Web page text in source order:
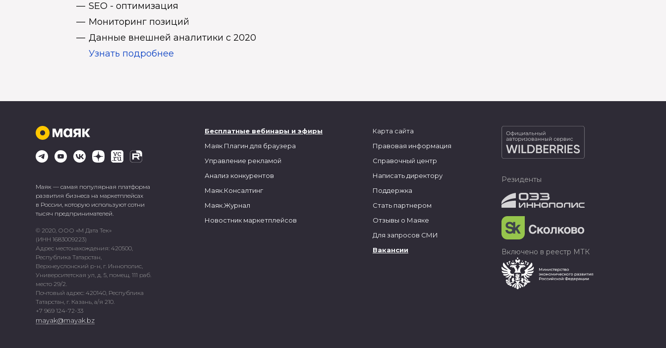
SEO - оптимизация
Мониторинг позиций
Данные внешней аналитики с 2020
Узнать подробнее
Маяк — самая популярная платформа
развития бизнеса на маркетплейсах
в России, которую используют сотни
тысяч предпринимателей.
© 2020, ООО «М Дата Тек»
(ИНН 1683009223)
Адрес местонахождения: 420500,
Республика Татарстан,
Верхнеуслонский р-н, г. Иннополис,
Университетская ул, д. 5, помещ. 111 раб.
место 29/2.
Почтовый адрес: 420140, Республика
Татарстан, г. Казань, а/я 210.
+7 969 124-72-33
mayak@mayak.bz
Бесплатные вебинары и эфиры
Маяк Плагин для браузера
Управление рекламой
Анализ конкурентов
Маяк.Консалтинг
Маяк.Журнал
Новостник маркетплейсов
Карта сайта
Правовая информация
Справочный центр
Написать директору
Поддержка
Стать партнером
Отзывы о Маяке
Для запросов СМИ
Вакансии
Резиденты
Включено в реестр МТК